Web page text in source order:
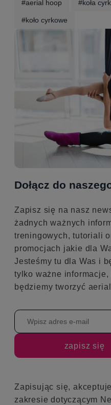
#aerial hoop #koła
#koło cyrkowe
Dołącz do
Zapisz się na nasz
żadnych ważnych
treningowych, tutoriali
promocjach jakie dla
Jesteśmy tu dla Was i
tylko ważne
będziemy tworzyć
zapisz się
Zapisując się,
zakresie dotyczącym